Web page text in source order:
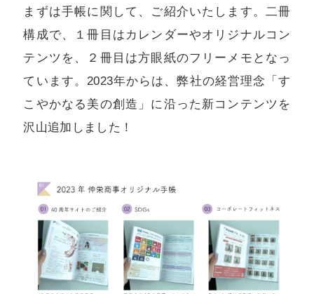
まずは手帳に関して、ご紹介いたします。二冊
構成で、１冊目はカレンダーやオリジナルコン
テンツを、２冊目は方眼紙のフリーメモとなっ
ています。2023年からは、弊社の経営理念「す
こやかなる美の創造」に沿った新コンテンツを
沢山追加しました！